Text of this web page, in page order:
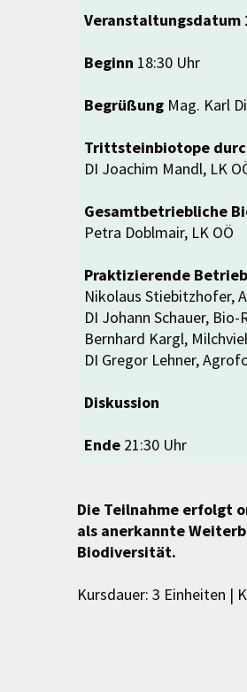
Veranstaltungsdatum
Beginn 18:30 Uhr
Begrüßung Mag. Karl
Trittsteinbiotope
DI Joachim Mandl, LK
Gesamtbetriebliche
Petra Doblmair, LK OÖ
Praktizierende
Nikolaus Stiebitzhofer,
DI Johann Schauer,
Bernhard Kargl,
DI Gregor Lehner,
Diskussion
Ende 21:30 Uhr
Die Teilnahme erfolgt
als anerkannte
Biodiversität.
Kursdauer: 3 Einheiten |